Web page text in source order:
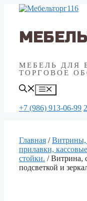
Перейти
МЕБЕЛЬ ДЛЯ
ТОРГОВОЕ
Меню
+7 (986) 913-06-99
Главная /Витрины,
прилавки, кассовые
стойки. / Витрина,
подсветкой и